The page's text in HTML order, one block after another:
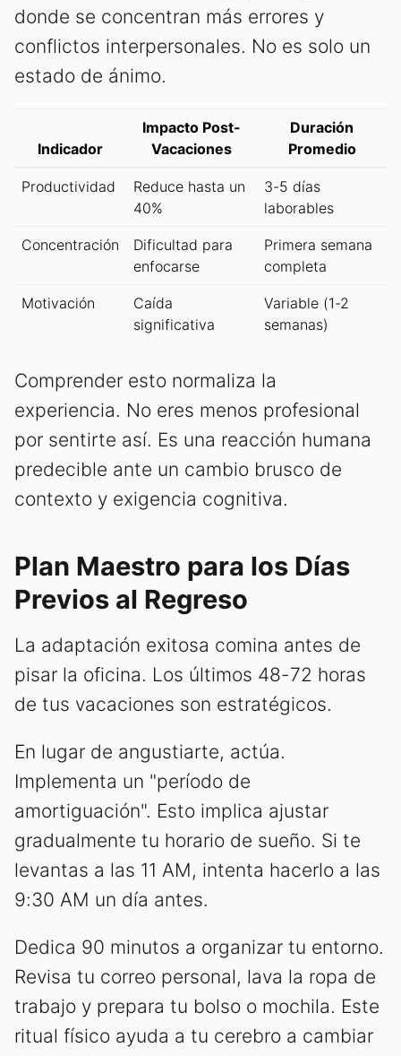
donde se concentran más errores y
conflictos interpersonales. No es solo un
estado de ánimo.
Indicador
Impacto Post-
Vacaciones
Duración
Promedio
Productividad
Reduce hasta un
40%
3-5 días
laborables
Concentración
Dificultad para
enfocarse
Primera semana
completa
Motivación
Caída
significativa
Variable (1-2
semanas)
Comprender esto normaliza la
experiencia. No eres menos profesional
por sentirte así. Es una reacción humana
predecible ante un cambio brusco de
contexto y exigencia cognitiva.
Plan Maestro para los Días
Previos al Regreso
La adaptación exitosa comina antes de
pisar la oficina. Los últimos 48-72 horas
de tus vacaciones son estratégicos.
En lugar de angustiarte, actúa.
Implementa un "período de
amortiguación". Esto implica ajustar
gradualmente tu horario de sueño. Si te
levantas a las 11 AM, intenta hacerlo a las
9:30 AM un día antes.
Dedica 90 minutos a organizar tu entorno.
Revisa tu correo personal, lava la ropa de
trabajo y prepara tu bolso o mochila. Este
ritual físico ayuda a tu cerebro a cambiar